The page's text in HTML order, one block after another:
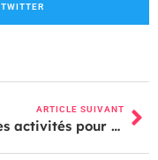
TWITTER
ARTICLE SUIVANT
Quelles activités pour un team building réussi